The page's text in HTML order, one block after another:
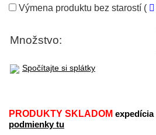
Výmena produktu bez starostí (
Množstvo:
Spočítajte si splátky
PRODUKTY SKLADOM expedícia
podmienky tu